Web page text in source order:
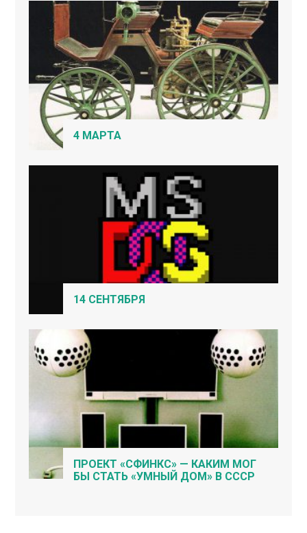
4 МАРТА
14 СЕНТЯБРЯ
ПРОЕКТ «СФИНКС» — КАКИМ МОГ
БЫ СТАТЬ «УМНЫЙ ДОМ» В СССР